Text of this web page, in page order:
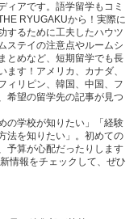
ィアです。語学留学もコミ
RYUGAKUから！実際に
するために工夫したハウツ
ステイの注意点やルームシ
とめなど、短期留学でも長
す！アメリカ、カナダ、
ィリピン、韓国、中国、フ
希望の留学先の記事が見つ
の学校が知りたい」「経験
法を知りたい」。初めての
予算が心配だったりします
情報をチェックして、ぜひ